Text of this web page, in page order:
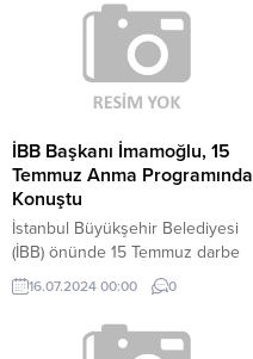
İBB Başkanı İmamoğlu, 15
Temmuz Anma Programında
Konuştu
İstanbul Büyükşehir Belediyesi
(İBB) önünde 15 Temmuz darbe
girişiminin 8'nci yıl dönümü
nedeniyle anma programı
düzenlendi. İBB Başkanı Ekrem
İmamoğlu, konuşmasında darbe
16.07.2024 00:00 0